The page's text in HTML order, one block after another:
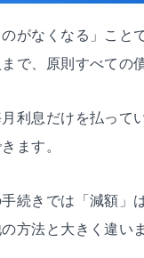
がなくなる」こと
で、原則すべての
利息だけを払って
ます。
続きでは「減額」
方法と大きく違い